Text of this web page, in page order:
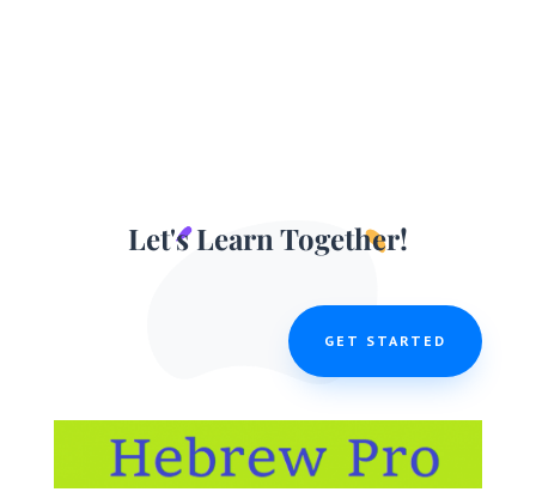
Let's Learn Together!
GET STARTED